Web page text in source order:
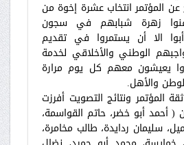
عن المؤتمر انتخاب عشرة إخوة من
زهرة شبابهم في سجون
الا أن يستمروا في تقديم
الوطني والأخلاقي لخدمة
يعيشون معهم كل يوم مرارة
والأهل.
المؤتمر ونتائج التصويت أفرزت
( أحمد أبو خضر، حاتم القواسمة،
سليمان ردايدة، طالب مخامرة،